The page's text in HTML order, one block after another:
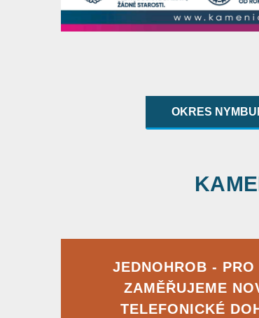
OKRES
JEDNOHROB -
ZAMĚŘUJEME
TELEFONICKÉ